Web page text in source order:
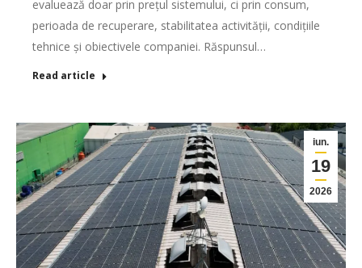
evaluează doar prin prețul sistemului, ci prin consum,
perioada de recuperare, stabilitatea activității, condițiile
tehnice și obiectivele companiei. Răspunsul…
Read article
iun.
19
2026